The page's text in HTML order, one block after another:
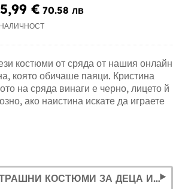
€ 70.58 лв
костюми от сряда от нашия онлайн
която обичаше паяци. Кристина
на сряда винаги е черно, лицето й
ако наистина искате да играете
СТРАШНИ КОСТЮМИ ЗА ДЕЦА И ВЪЗРАСТНИ